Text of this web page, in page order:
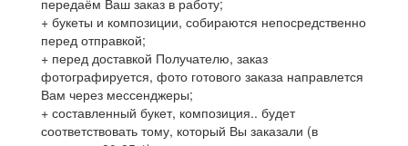
передаём Ваш заказ в работу;
+ букеты и композиции, собираются непосредственно
перед отправкой;
+ перед доставкой Получателю, заказ
фотографируется, фото готового заказа направлется
Вам через мессенджеры;
+ составленный букет, композиция.. будет
соответствовать тому, который Вы заказали (в